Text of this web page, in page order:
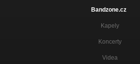
Bandzone.cz
Kapely
Koncerty
Videa